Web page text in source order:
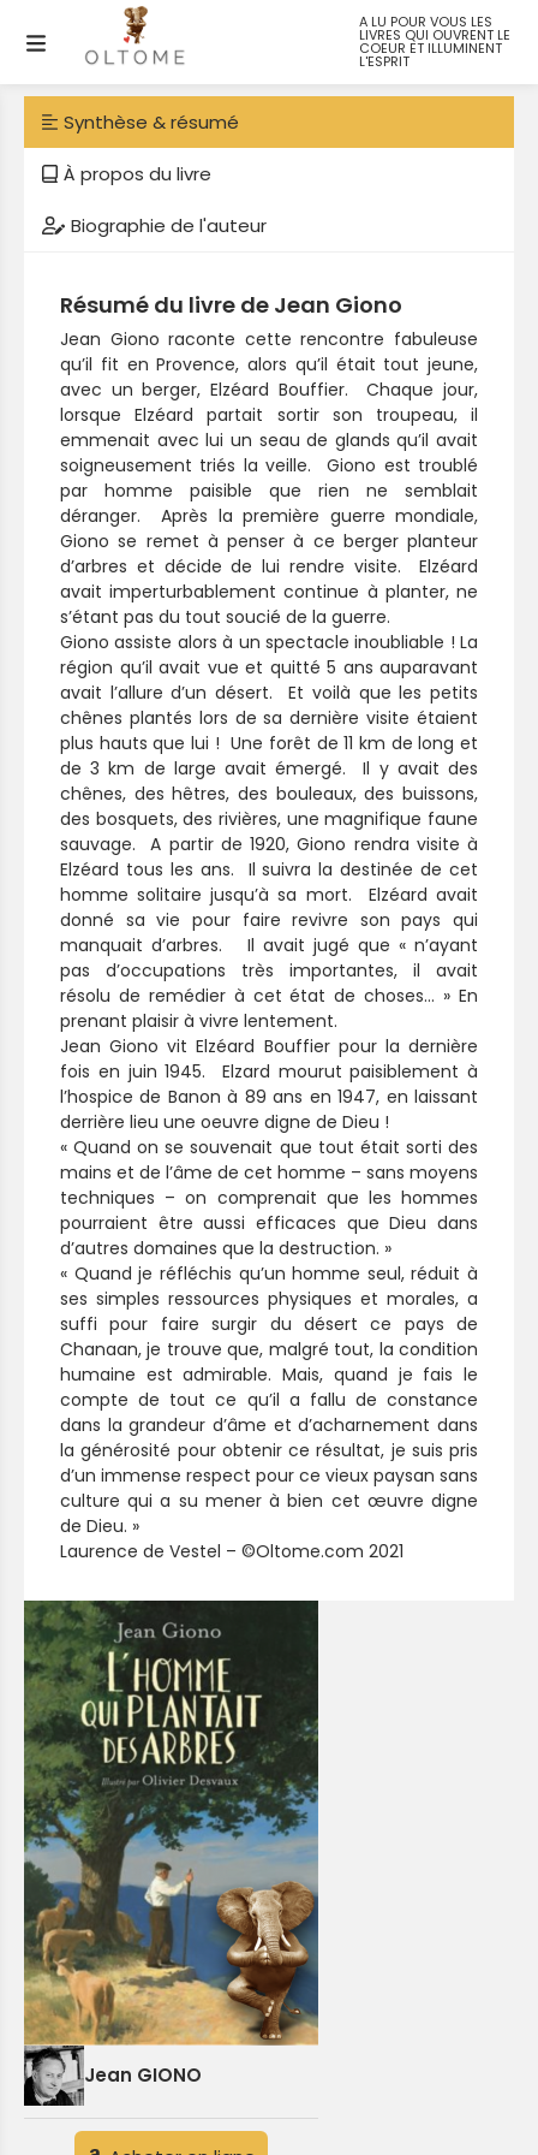
A LU POUR VOUS LES
LIVRES QUI OUVRENT LE
COEUR ET ILLUMINENT
L'ESPRIT
L’homme qui plantait des arbres
Synthèse & résumé
À propos du livre
Biographie de l'auteur
Résumé du livre de Jean Giono
Jean Giono raconte cette rencontre fabuleuse
qu’il fit en Provence, alors qu’il était tout jeune,
avec un berger, Elzéard Bouffier. Chaque jour,
lorsque Elzéard partait sortir son troupeau, il
emmenait avec lui un seau de glands qu’il avait
soigneusement triés la veille. Giono est troublé
par homme paisible que rien ne semblait
déranger. Après la première guerre mondiale,
Giono se remet à penser à ce berger planteur
d’arbres et décide de lui rendre visite. Elzéard
avait imperturbablement continue à planter, ne
s’étant pas du tout soucié de la guerre.
Giono assiste alors à un spectacle inoubliable ! La
région qu’il avait vue et quitté 5 ans auparavant
avait l’allure d’un désert. Et voilà que les petits
chênes plantés lors de sa dernière visite étaient
plus hauts que lui ! Une forêt de 11 km de long et
de 3 km de large avait émergé. Il y avait des
chênes, des hêtres, des bouleaux, des buissons,
des bosquets, des rivières, une magnifique faune
sauvage. A partir de 1920, Giono rendra visite à
Elzéard tous les ans. Il suivra la destinée de cet
homme solitaire jusqu’à sa mort. Elzéard avait
donné sa vie pour faire revivre son pays qui
manquait d’arbres. Il avait jugé que « n’ayant
pas d’occupations très importantes, il avait
résolu de remédier à cet état de choses… » En
prenant plaisir à vivre lentement.
Jean Giono vit Elzéard Bouffier pour la dernière
fois en juin 1945. Elzard mourut paisiblement à
l’hospice de Banon à 89 ans en 1947, en laissant
derrière lieu une oeuvre digne de Dieu !
«Quand on se souvenait que tout était sorti des
mains et de l’âme de cet homme – sans moyens
techniques – on comprenait que les hommes
pourraient être aussi efficaces que Dieu dans
d’autres domaines que la destruction. »
« Quand je réfléchis qu’un homme seul, réduit à
ses simples ressources physiques et morales, a
suffi pour faire surgir du désert ce pays de
Chanaan, je trouve que, malgré tout, la condition
humaine est admirable. Mais, quand je fais le
compte de tout ce qu’il a fallu de constance
dans la grandeur d’âme et d’acharnement dans
la générosité pour obtenir ce résultat, je suis pris
d’un immense respect pour ce vieux paysan sans
culture qui a su mener à bien cet œuvre digne
de Dieu. »
Laurence de Vestel – ©Oltome.com 2021
Jean GIONO